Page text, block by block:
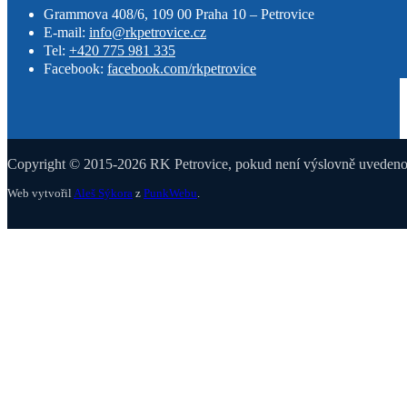
Grammova 408/6, 109 00 Praha 10 – Petrovice
E-mail: info@rkpetrovice.cz
Tel: +420 775 981 335
Facebook: facebook.com/rkpetrovice
Copyright © 2015-2026 RK Petrovice, pokud není výslovně
Web vytvořil Aleš Sýkora z PunkWebu